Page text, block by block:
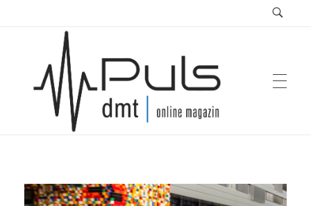
Puls Magazin
Zukunft der Mobilität